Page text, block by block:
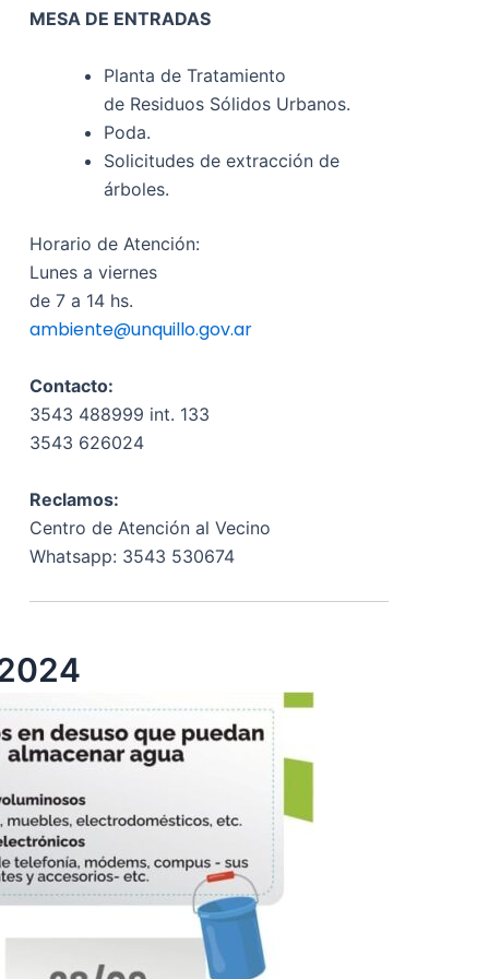
MESA DE ENTRADAS
Planta de Tratamiento
de Residuos Sólidos Urbanos.
Poda.
Solicitudes de extracción de
árboles.
Horario de Atención:
Lunes a viernes
de 7 a 14 hs.
ambiente@unquillo.gov.ar
Contacto:
3543 488999 int. 133
3543 626024
Reclamos:
Centro de Atención al Vecino
Whatsapp: 3543 530674